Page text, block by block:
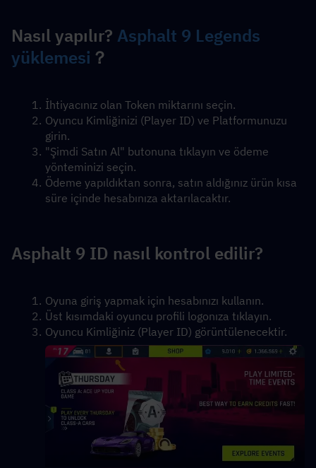
Nasıl yapılır? Asphalt 9 Legends
yüklemesi ？
İhtiyacınız olan Token miktarını seçin.
Oyuncu Kimliğinizi (Player ID) ve Platformunuzu
girin.
"Şimdi Satın Al" butonuna tıklayın ve ödeme
yönteminizi seçin.
Ödeme yapıldıktan sonra, satın aldığınız ürün kısa
süre içinde hesabınıza aktarılacaktır.
Asphalt 9 ID nasıl kontrol edilir?
Oyuna giriş yapmak için hesabınızı kullanın.
Üst kısımdaki oyuncu profili logonıza tıklayın.
Oyuncu Kimliğiniz (Player ID) görüntülenecektir.